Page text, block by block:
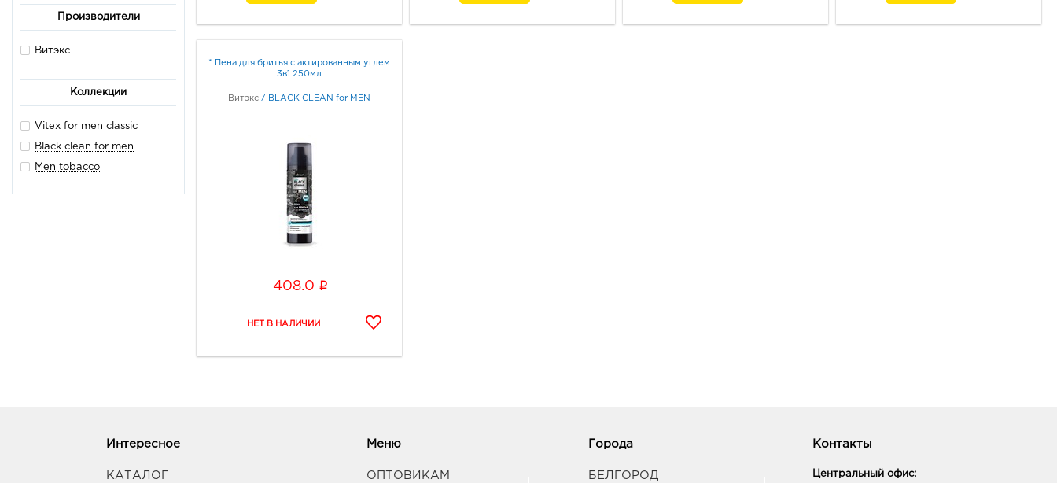
Производители
Витэкс
Коллекции
Vitex for men classic
Black clean for men
Men tobacco
* Пена для бритья с актированным углем
3в1 250мл
Витэкс / BLACK CLEAN for MEN
408.0 i
Интересное
КАТАЛОГ
Меню
ОПТОВИКАМ
Города
БЕЛГОРОД
Контакты
Центральный офис: